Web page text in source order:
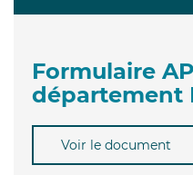
Formulaire
département
Voir le document